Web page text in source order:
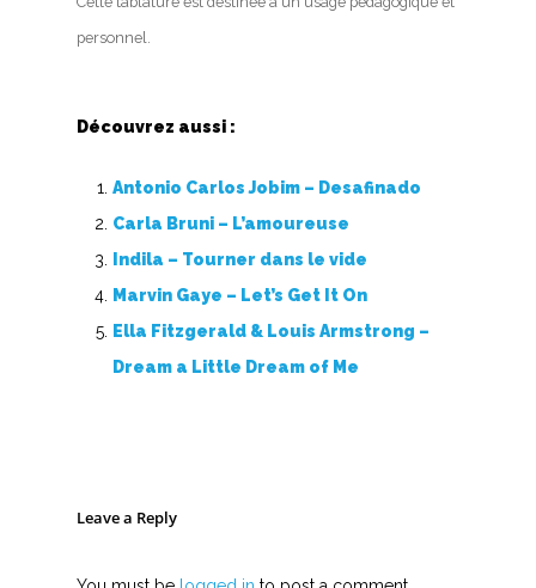
personnel.
Découvrez aussi :
Antonio Carlos Jobim – Desafinado
Carla Bruni – L’amoureuse
Indila – Tourner dans le vide
Marvin Gaye – Let’s Get It On
Ella Fitzgerald & Louis Armstrong –
Dream a Little Dream of Me
Leave a Reply